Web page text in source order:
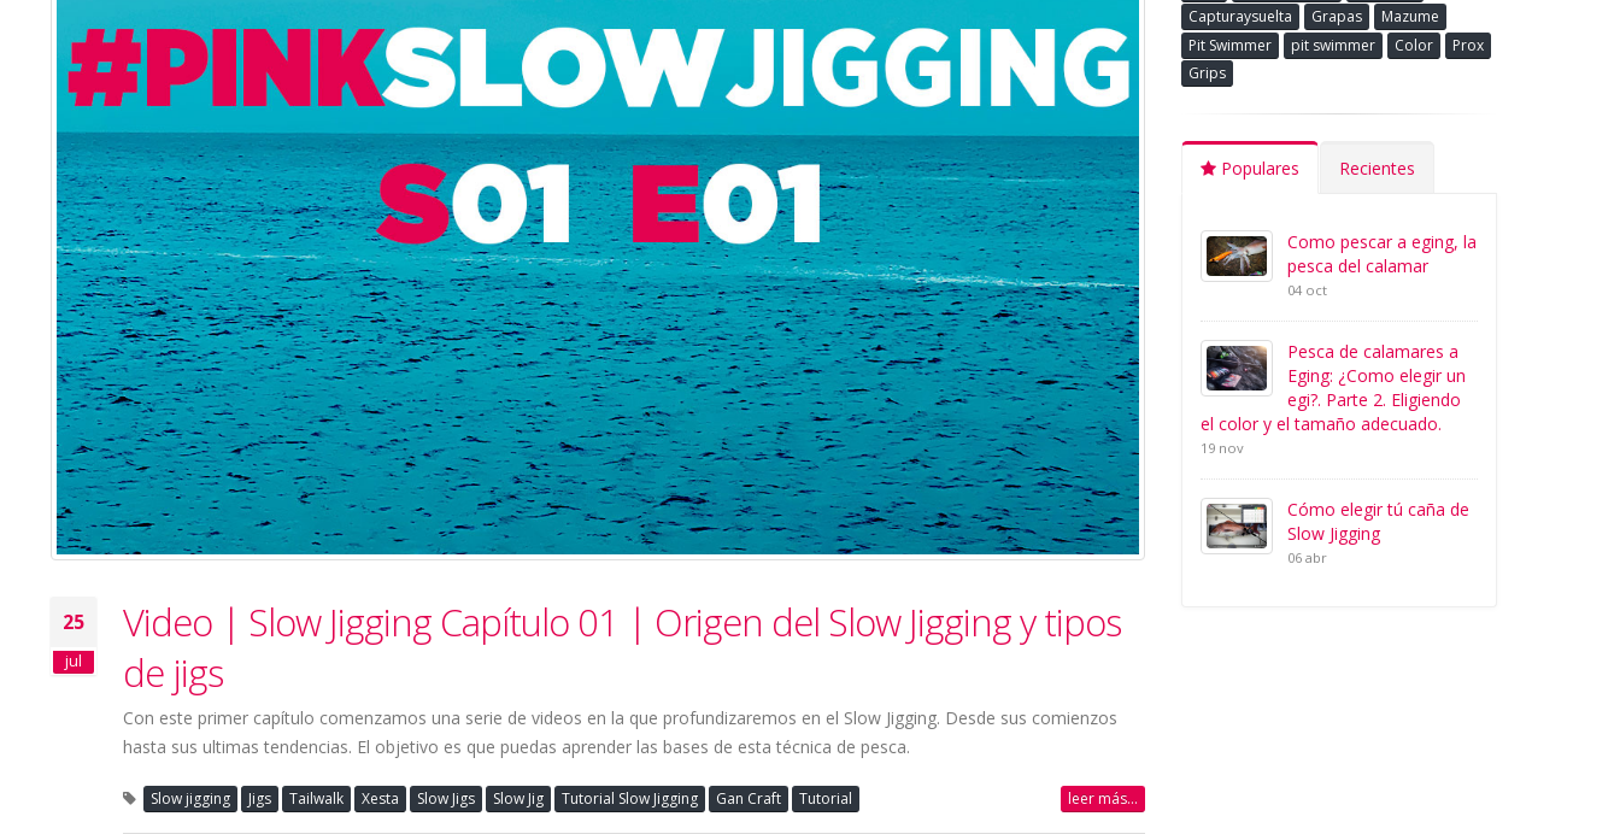
25
jul
Video | Slow Jigging Capítulo 01 | Origen del Slow Jigging y tipos
de jigs
Con este primer capítulo comenzamos una serie de videos en la que profundizaremos en el Slow Jigging. Desde sus comienzos
hasta sus ultimas tendencias. El objetivo es que puedas aprender las bases de esta técnica de pesca.
Slow jigging Jigs Tailwalk Xesta Slow Jigs Slow Jig Tutorial Slow Jigging Gan Craft Tutorial leer más...
Capturaysuelta
Grapas
Mazume
Pit Swimmer
pit swimmer Color
Prox
Grips
Populares Recientes
Como pescar a eging, la
pesca del calamar
04 oct
Pesca de calamares a
Eging: ¿Como elegir un
egi?. Parte 2. Eligiendo
el color y el tamaño adecuado.
19 nov
Cómo elegir tú caña de
Slow Jigging
06 abr